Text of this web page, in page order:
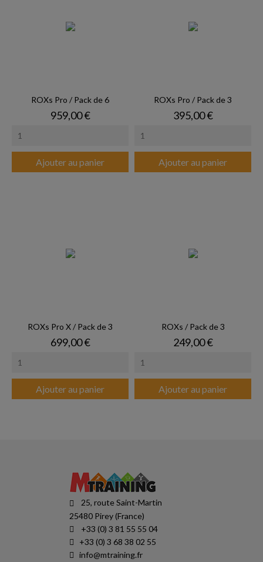
ROXs Pro / Pack de 6
Prix
959,00 €
Ajouter au panier
ROXs Pro / Pack de 3
Prix
395,00 €
Ajouter au panier
ROXs Pro X / Pack de 3
Prix
699,00 €
Ajouter au panier
ROXs / Pack de 3
Prix
249,00 €
Ajouter au panier
25, route Saint-Martin
25480 Pirey (France)
+33 (0) 3 81 55 55 04
+33 (0) 3 68 38 02 55
info@mtraining.fr